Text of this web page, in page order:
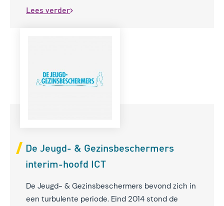
fusie aangestuurd.
Lees verder
De Jeugd- & Gezinsbeschermers
interim-hoofd ICT
De Jeugd- & Gezinsbeschermers bevond zich in
een turbulente periode. Eind 2014 stond de